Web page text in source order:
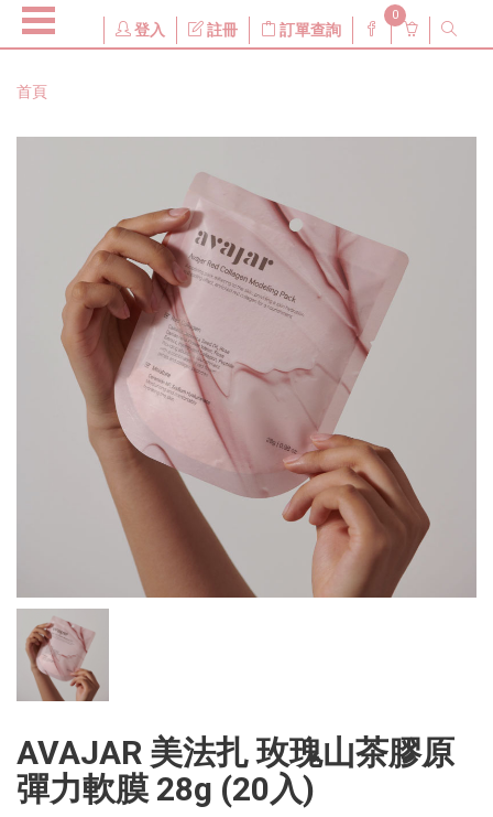
登入 註冊 訂單查詢
0
首頁
AVAJAR 美法扎 玫瑰山茶膠原
彈力軟膜 28g (20入)